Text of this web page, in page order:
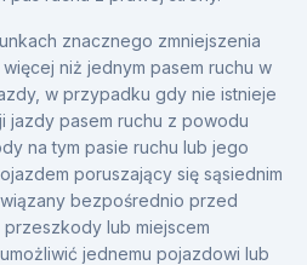
znacznego zmniejszenia
niż jednym pasem ruchu w
w przypadku gdy nie istnieje
jazdy pasem ruchu z powodu
na tym pasie ruchu lub jego
poruszający się sąsiednim
bezpośrednio przed
lub miejscem
jednemu pojazdowi lub